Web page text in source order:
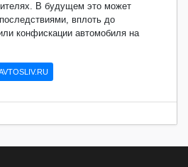
В будущем это может
вплоть до
конфискации автомобиля на